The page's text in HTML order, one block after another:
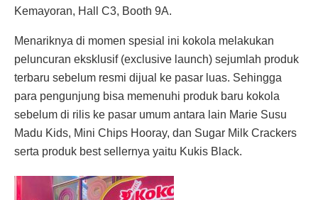
Kemayoran, Hall C3, Booth 9A.
Menariknya di momen spesial ini kokola melakukan
peluncuran eksklusif (exclusive launch) sejumlah produk
terbaru sebelum resmi dijual ke pasar luas. Sehingga
para pengunjung bisa memenuhi produk baru kokola
sebelum di rilis ke pasar umum antara lain Marie Susu
Madu Kids, Mini Chips Hooray, dan Sugar Milk Crackers
serta produk best sellernya yaitu Kukis Black.